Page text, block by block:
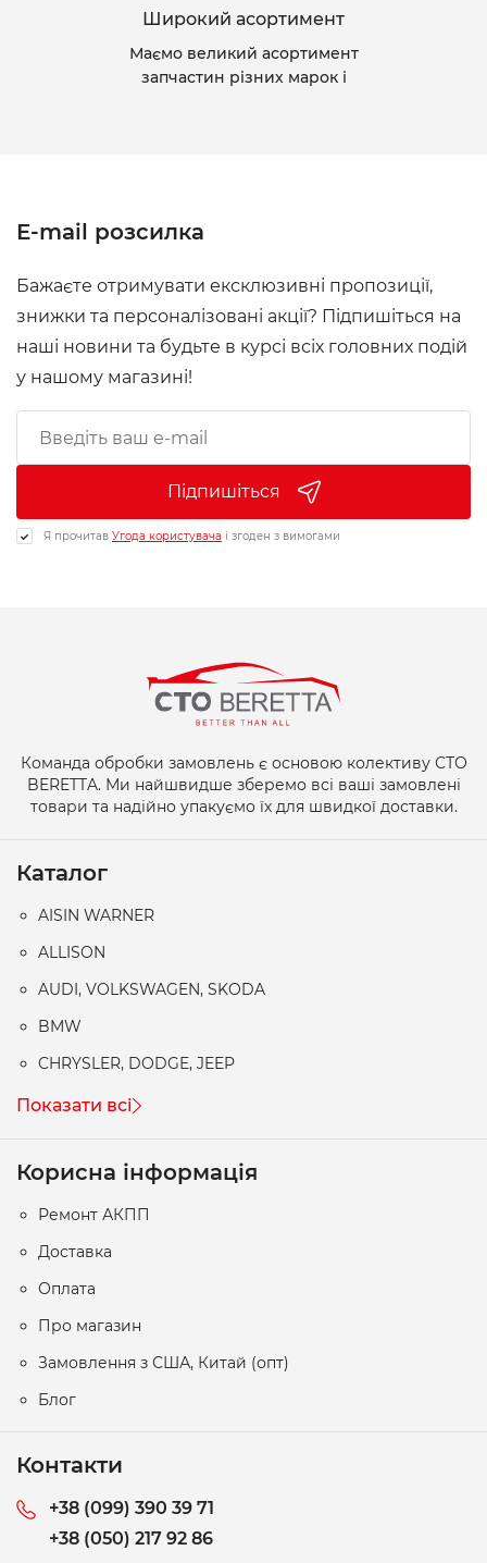
Широкий асортимент
Маємо великий асортимент
запчастин різних марок і
E-mail розсилка
Бажаєте отримувати ексклюзивні пропозиції,
знижки та персоналізовані акції? Підпишіться на
наші новини та будьте в курсі всіх головних подій
у нашому магазині!
Підпишіться
Я прочитав Угода користувача і згоден з вимогами
Команда обробки замовлень є основою колективу СТО
BERETTA. Ми найшвидше зберемо всі ваші замовлені
товари та надійно упакуємо їх для швидкої доставки.
Каталог
AISIN WARNER
ALLISON
AUDI, VOLKSWAGEN, SKODA
BMW
CHRYSLER, DODGE, JEEP
Показати всі
Корисна інформація
Ремонт АКПП
Доставка
Оплата
Про магазин
Замовлення з США, Китай (опт)
Блог
Контакти
+38 (099) 390 39 71
+38 (050) 217 92 86